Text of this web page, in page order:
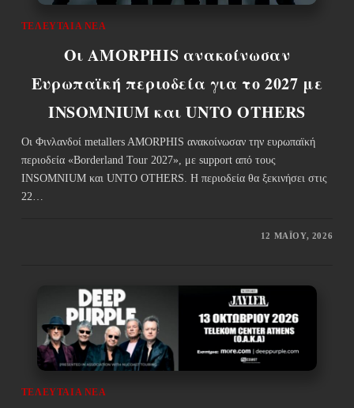
ΤΕΛΕΥΤΑΊΑ ΝΈΑ
Οι AMORPHIS ανακοίνωσαν
Ευρωπαϊκή περιοδεία για το 2027 με
INSOMNIUM και UNTO OTHERS
Οι Φινλανδοί metallers AMORPHIS ανακοίνωσαν την ευρωπαϊκή
περιοδεία «Borderland Tour 2027», με support από τους
INSOMNIUM και UNTO OTHERS. Η περιοδεία θα ξεκινήσει στις
22…
12 ΜΑΪ́ΟΥ, 2026
ΤΕΛΕΥΤΑΊΑ ΝΈΑ